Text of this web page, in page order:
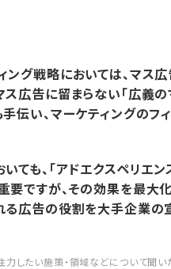
グ戦略においては、マス
広告に留まらない「広義
伝い、マーケティングの
ても、「アドエクスペリエ
ですが、その効果を最大化
る広告の役割を大手企業
したい施策・領域などについて聞い